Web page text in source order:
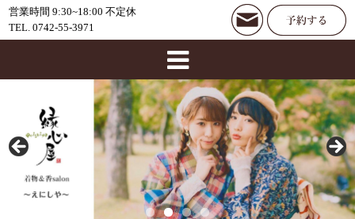
営業時間 9:30~18:00 不定休
TEL. 0742-55-3971